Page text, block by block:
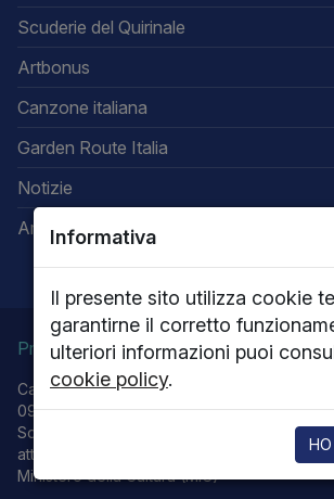
Informativa
Il presente sito utilizza cookie
garantirne il corretto
ulteriori informazioni puoi
cookie policy.
Scuderie del Quirinale
Artbonus
Canzone italiana
Garden Route Italia
Notizie
Area riservata
Privacy Note legali Cookie policy
Capitale sociale 13.616.000,00 - P.IVA
0915251 - R.I. RM 62576/1999
Società con Socio unico Ministero della
attività di Direzione e coordinamento.
Ministero della Cultura (MiC)